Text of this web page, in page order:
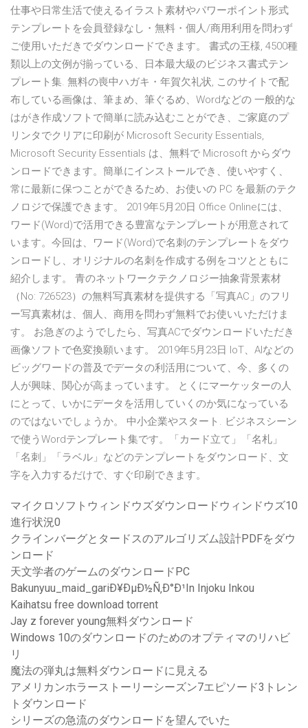
仕事や日常生活で使えるイラスト素材やパワーポイント形式
テンプレートを会員登録なし・無料・個人/商用利用を問わず
ご使用いただきでダウンロードできます。 書式の王様, 4500種
類以上の文例が揃っている、日本最大級のビジネス書式テン
プレート集. 無料の喪中ハガキ・年賀欠礼状, このサイトで配
布している画像は、筆まめ、筆ぐるめ、Wordなどの 一般的な
はがき作成ソフトで簡単に読み込むことができ、ご家庭のプ
リンタでクリアに印刷が Microsoft Security Essentials,
Microsoft Security Essentials は、無料で Microsoft からダウ
ンロードできます。簡単にインストールでき、使いやすく、
常に最新に保つことができるため、お使いの PC を最新のテク
ノロジで保護できます。 2019年5月20日 Office Onlineには、
ワード(Word)で活用できる豊富なテンプレートが用意されて
います。今回は、ワード(Word)で名刺のテンプレートをダウ
ンロードし、オリジナルの名刺を作成する例をコツとともに
紹介します。 青のネットワークテクノロジー抽象背景素材
（No: 726523）の無料写真素材を提供する「写真AC」のフリ
ー写真素材は、個人、商用を問わず無料でお使いいただけま
す。 お急ぎのようでしたら、写真ACでダウンロードいただき
画像ソフトで色変換願います。 2019年5月23日 IoT、AIなどの
ビッグワードの普及でデータの利活用について、今、多くの
人が興味、関心が高まっています。 とくにマーケッターの人
にとって、いかにデータを活用していくのか気になっている
のではないでしょうか。 中小企業やスタート. ビジネスシーン
で使うWordテンプレート集です。「カード立て」「名札」
「名刺」「ラベル」などのテンプレートをダウンロード、文
字を入力するだけで、すぐ印刷できます。
マイクロソフトウィンドウズダウンロードウィンドウズ10
進行状況0
クラインバーグとタードスのアルゴリズム設計PDFをダウ
ンロード
天文学者のゲームのダウンロードPC
Bakunyuu_maid_gariÐ¥ÐµÐ½Ñ‚Ð°Ð¹In Injoku Inkou
Kaihatsu free download torrent
Jay z forever young無料ダウンロード
Windows 10のダウンロードのためのオプティマのリハビ
リ
魔法の弾丸は無料ダウンロードに見える
アメリカンホラーストーリーシーズン7エピソード3トレン
トダウンロード
シリーズの急流のダウンロードを望んでいた